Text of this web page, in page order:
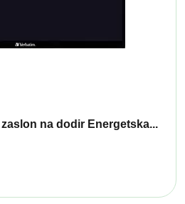
na dodir Energetska...